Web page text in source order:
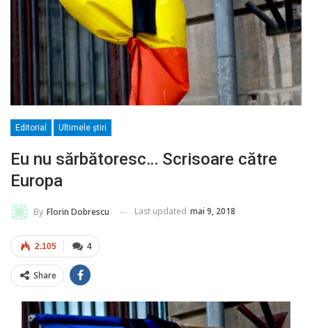
Editorial Ultimele ştiri
Eu nu sărbătoresc… Scrisoare către
Europa
By Florin Dobrescu Last updated mai 9, 2018
4
2.105
Share